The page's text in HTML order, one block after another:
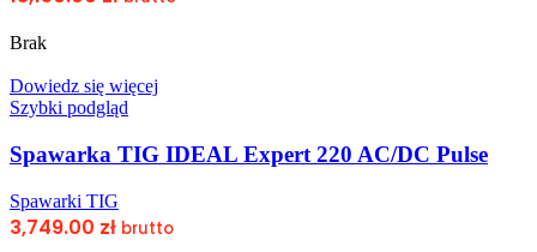
Brak
Dowiedz się więcej
Szybki podgląd
Spawarka TIG IDEAL Expert 220 AC/DC Pulse
Spawarki TIG
3,749.00 zł brutto